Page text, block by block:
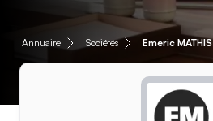
Annuaire Sociétés Emeric MATHIS